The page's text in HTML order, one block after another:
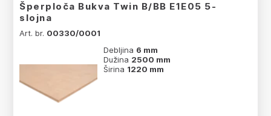
Šperploča Bukva Twin B/BB E1E05 5-
slojna
Art. br. 00330/0001
Debljina 6 mm
Dužina 2500 mm
Širina 1220 mm